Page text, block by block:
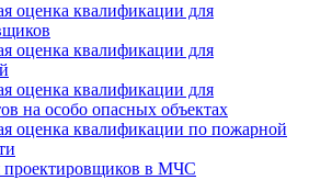
оценка квалификации для
оценка квалификации для
оценка квалификации для
на особо опасных объектах
оценка квалификации по пожарной
проектировщиков в МЧС